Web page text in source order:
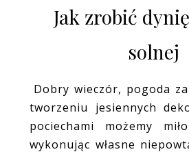
Jak zrobić
solnej
Dobry wieczór, pogoda
tworzeniu jesiennych
pociechami możemy
wykonując własne